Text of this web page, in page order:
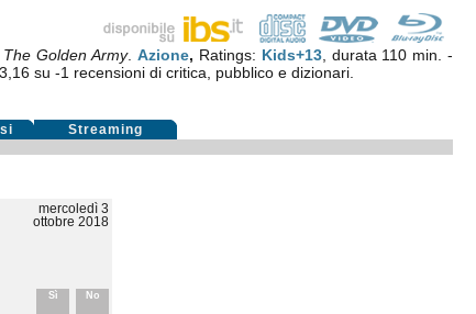
Golden Army. Azione, Ratings: Kids+13, durata 110 min. -
3,16 su -1 recensioni di critica, pubblico e dizionari.
Streaming
mercoledì 3
ottobre 2018
Sì No